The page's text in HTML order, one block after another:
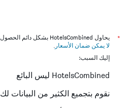
*
يحاول HotelsCombined بشكل دائم الحصول على الأسعار الدقيقة، ولكن
لا يمكن ضمان الأسعار .
إليك السبب:
HotelsCombined ليس البائع
نقوم بتجميع الكثير من البيانات لك